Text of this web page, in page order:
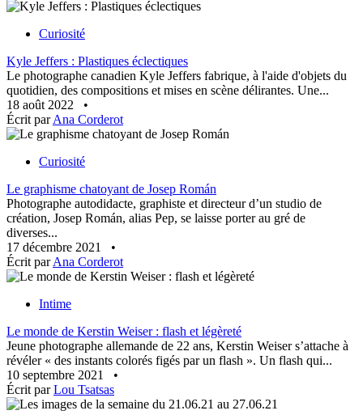
Curiosité
Kyle Jeffers : Plastiques éclectiques
Le photographe canadien Kyle Jeffers fabrique, à l'aide d'objets du
quotidien, des compositions et mises en scène délirantes. Une...
18 août 2022
•
Écrit parAna Corderot
Curiosité
Le graphisme chatoyant de Josep Román
Photographe autodidacte, graphiste et directeur d’un studio de
création, Josep Román, alias Pep, se laisse porter au gré de
diverses...
17 décembre 2021
•
Écrit parAna Corderot
Intime
Le monde de Kerstin Weiser : flash et légèreté
Jeune photographe allemande de 22 ans, Kerstin Weiser s’attache à
révéler « des instants colorés figés par un flash ». Un flash qui...
10 septembre 2021
•
Écrit parLou Tsatsas